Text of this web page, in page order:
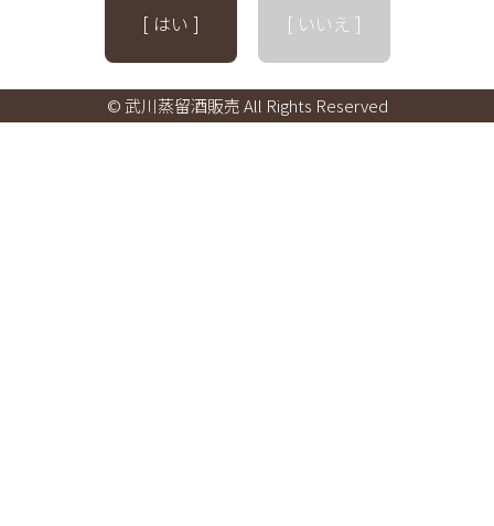
[ はい ] [ いいえ ]
© 武川蒸留酒販売 All Rights Reserved